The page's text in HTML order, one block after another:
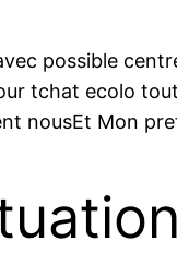
possible
tchat ecolo
nousEt Mon